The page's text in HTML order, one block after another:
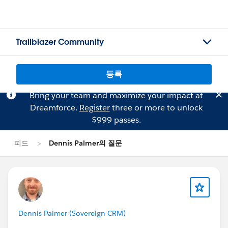
Trailblazer Community
등록
Bring your team and maximize your impact at
Dreamforce. Registerthree or more to unlock
$999 passes.
피드 Dennis Palmer의 질문
Dennis Palmer (Sovereign CRM)